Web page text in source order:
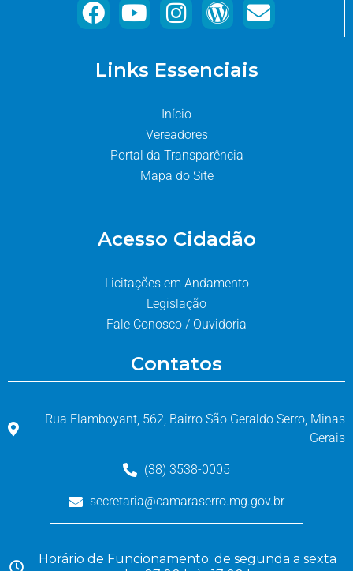
Links Essenciais
Início
Vereadores
Portal da Transparência
Mapa do Site
Acesso Cidadão
Licitações em Andamento
Legislação
Fale Conosco / Ouvidoria
Contatos
Rua Flamboyant, 562, Bairro São Geraldo Serro, Minas
Gerais
(38) 3538-0005
secretaria@camaraserro.mg.gov.br
Horário de Funcionamento: de segunda a sexta